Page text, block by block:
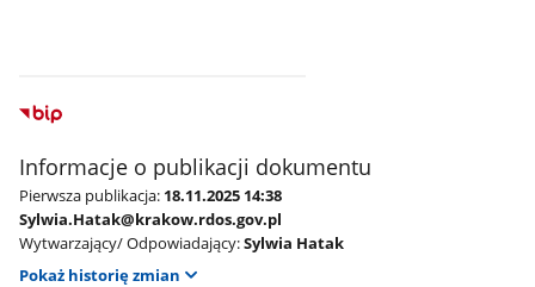
Informacje o publikacji dokumentu
Pierwsza publikacja: 18.11.2025 14:38
Sylwia.Hatak@krakow.rdos.gov.pl
Wytwarzający/ Odpowiadający:Sylwia Hatak
Pokaż historię zmian